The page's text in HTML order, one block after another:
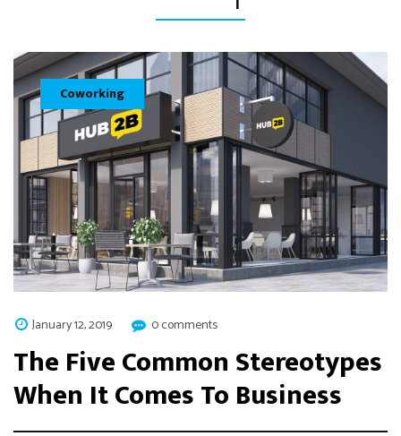
Coworking
January 12, 2019 0 comments
The Five Common Stereotypes
When It Comes To Business